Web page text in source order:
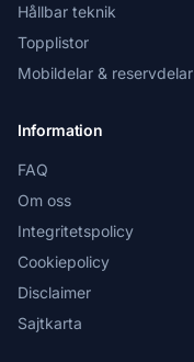
Hållbar teknik
Topplistor
Mobildelar & reservdelar
Information
FAQ
Om oss
Integritetspolicy
Cookiepolicy
Disclaimer
Sajtkarta